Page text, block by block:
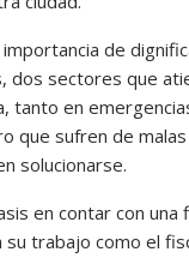
de
dos sectores que
tanto en
que sufren de
solucionarse.
en contar con una
trabajo como el